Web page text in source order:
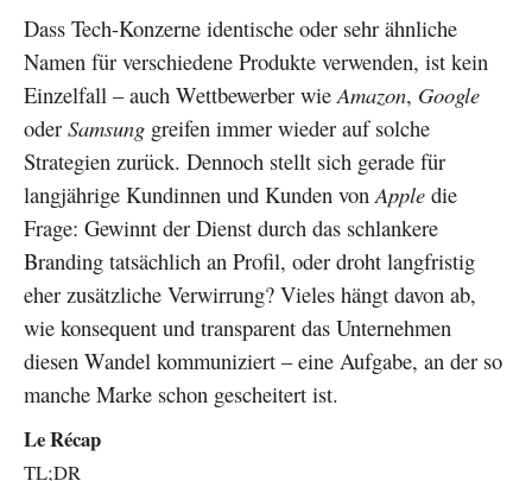
Dass Tech-Konzerne identische oder sehr ähnliche
Namen für verschiedene Produkte verwenden, ist kein
Einzelfall – auch Wettbewerber wieAmazon, Google
oder Samsung greifen immer wieder auf solche
Strategien zurück. Dennoch stellt sich gerade für
langjährige Kundinnen und Kunden vonApple die
Frage: Gewinnt der Dienst durch das schlankere
Branding tatsächlich an Profil, oder droht langfristig
eher zusätzliche Verwirrung? Vieles hängt davon ab,
wie konsequent und transparent das Unternehmen
diesen Wandel kommuniziert – eine Aufgabe, an der so
manche Marke schon gescheitert ist.
Le Récap
TL;DR